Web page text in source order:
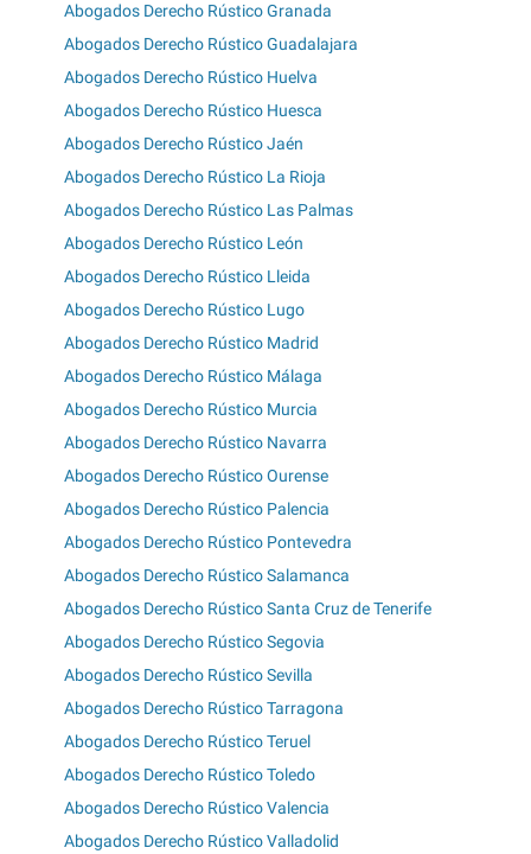
Abogados Derecho Rústico Granada
Abogados Derecho Rústico Guadalajara
Abogados Derecho Rústico Huelva
Abogados Derecho Rústico Huesca
Abogados Derecho Rústico Jaén
Abogados Derecho Rústico La Rioja
Abogados Derecho Rústico Las Palmas
Abogados Derecho Rústico León
Abogados Derecho Rústico Lleida
Abogados Derecho Rústico Lugo
Abogados Derecho Rústico Madrid
Abogados Derecho Rústico Málaga
Abogados Derecho Rústico Murcia
Abogados Derecho Rústico Navarra
Abogados Derecho Rústico Ourense
Abogados Derecho Rústico Palencia
Abogados Derecho Rústico Pontevedra
Abogados Derecho Rústico Salamanca
Abogados Derecho Rústico Santa Cruz de Tenerife
Abogados Derecho Rústico Segovia
Abogados Derecho Rústico Sevilla
Abogados Derecho Rústico Tarragona
Abogados Derecho Rústico Teruel
Abogados Derecho Rústico Toledo
Abogados Derecho Rústico Valencia
Abogados Derecho Rústico Valladolid